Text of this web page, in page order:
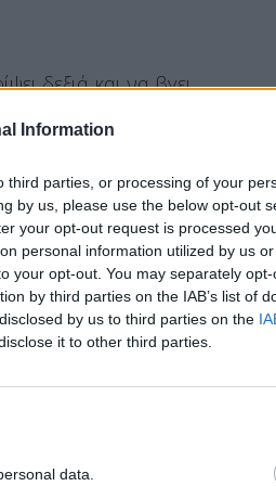
Information
parties, or processing of your
by us, please use the below opt-out
your opt-out request is processed
personal information utilized by us
your opt-out. You may separately
by third parties on the IAB’s list of
by us to third parties on the
it to other third parties.
data.
δεξιά και να βγει
τραυματισμό
του δυστυχήματος.